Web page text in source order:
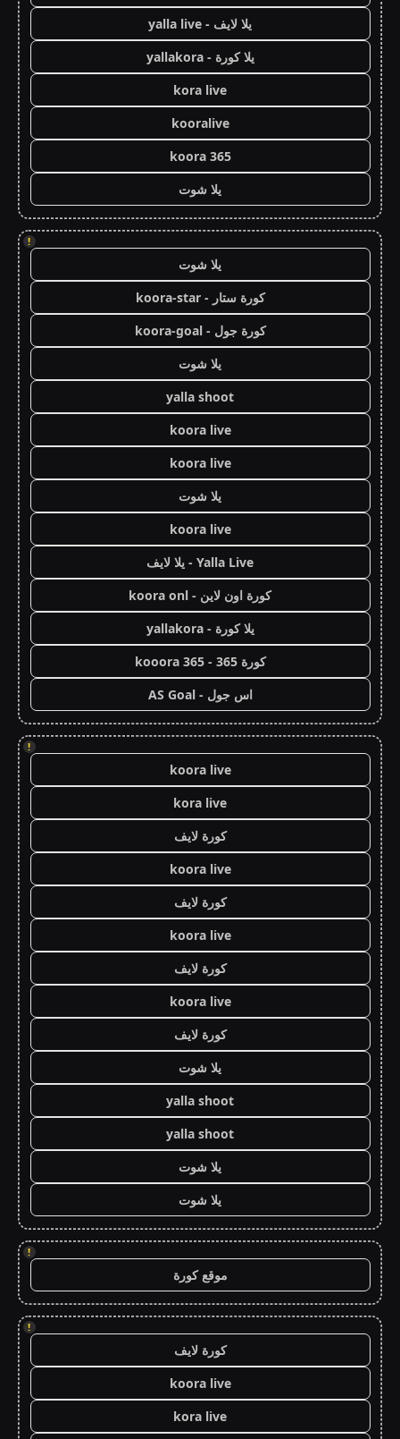
يلا لايف - yalla live
يلا كورة - yallakora
kora live
kooralive
koora 365
يلا شوت
!
يلا شوت
كورة ستار - koora-star
كورة جول - koora-goal
يلا شوت
yalla shoot
koora live
koora live
يلا شوت
koora live
Yalla Live - يلا لايف
كورة اون لاين - koora onl
يلا كورة - yallakora
كورة 365 - kooora 365
اس جول - AS Goal
!
koora live
kora live
كورة لايف
koora live
كورة لايف
koora live
كورة لايف
koora live
كورة لايف
يلا شوت
yalla shoot
yalla shoot
يلا شوت
يلا شوت
!
موقع كورة
!
كورة لايف
koora live
kora live